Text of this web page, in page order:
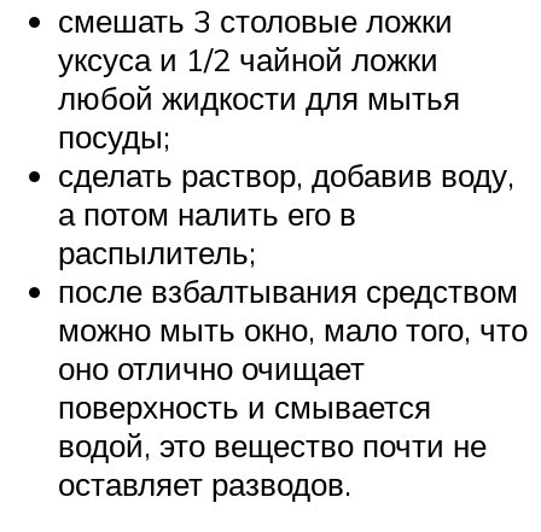
смешать 3 столовые ложки
уксуса и 1/2 чайной ложки
любой жидкости для мытья
посуды;
сделать раствор, добавив воду,
а потом налить его в
распылитель;
после взбалтывания средством
можно мыть окно, мало того, что
оно отлично очищает
поверхность и смывается
водой, это вещество почти не
оставляет разводов.